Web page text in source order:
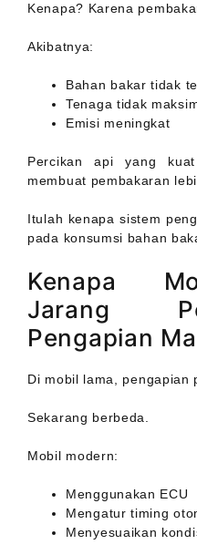
Kenapa? Karena
Akibatnya:
Bahan bakar tidak
Tenaga tidak
Emisi meningkat
Percikan api yang
membuat pembakaran
Itulah kenapa sistem
pada konsumsi bahan
Kenapa
Jarang
Pengapian
Di mobil lama, pengapian
Sekarang berbeda.
Mobil modern:
Menggunakan ECU
Mengatur timing
Menyesuaikan